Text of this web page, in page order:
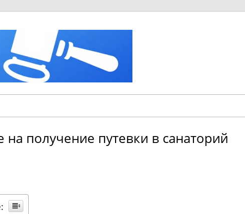
на получение путевки в санаторий